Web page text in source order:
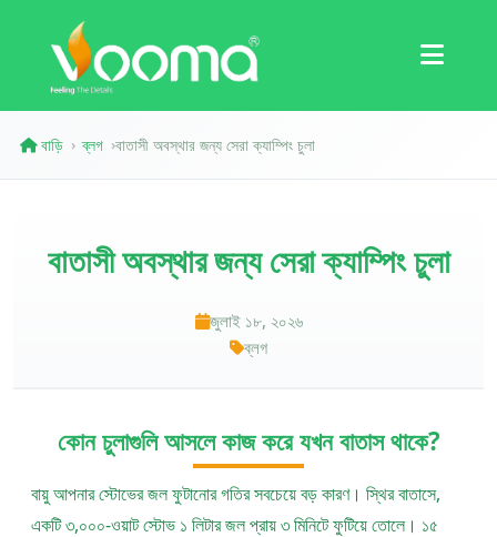
সার্টিফিকেশন
কেস স্টাডি
বাড়ি › ব্লগ ›বাতাসী অবস্থার জন্য সেরা ক্যাম্পিং চুলা
বাতাসী অবস্থার জন্য সেরা ক্যাম্পিং চুলা
জুলাই ১৮, ২০২৬
ব্লগ
কোন চুলাগুলি আসলে কাজ করে যখন বাতাস থাকে?
বায়ু আপনার স্টোভের জল ফুটানোর গতির সবচেয়ে বড় কারণ। স্থির বাতাসে,
একটি ৩,০০০-ওয়াট স্টোভ ১ লিটার জল প্রায় ৩ মিনিটে ফুটিয়ে তোলে। ১৫